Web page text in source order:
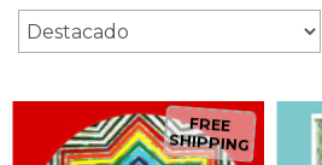
FREE
SHIPPING